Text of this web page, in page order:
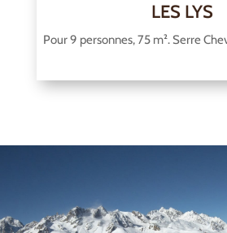
LES LYS
Pour 9 personnes, 75 m². Serre